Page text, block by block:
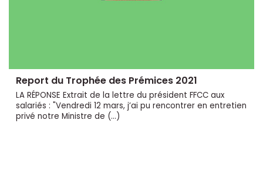
Report du Trophée des Prémices 2021
LA RÉPONSE Extrait de la lettre du président FFCC aux
salariés : "Vendredi 12 mars, j’ai pu rencontrer en entretien
privé notre Ministre de (…)